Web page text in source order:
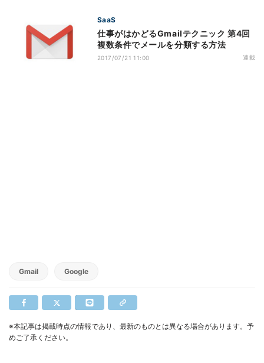
SaaS
仕事がはかどるGmailテクニック 第4回
複数条件でメールを分類する方法
2017/07/21 11:00 連載
Gmail Google
※本記事は掲載時点の情報であり、最新のものとは異なる場合があります。予
めご了承ください。